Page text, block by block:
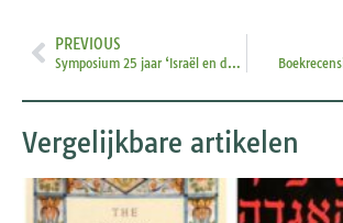
PREVIOUS
Symposium 25 jaar ‘Israël en de kerk’
Vergelijkbare artikelen